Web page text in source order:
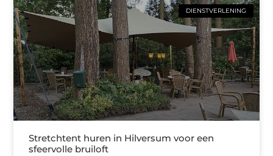
DIENSTVERLENING
Stretchtent huren in Hilversum voor een
sfeervolle bruiloft